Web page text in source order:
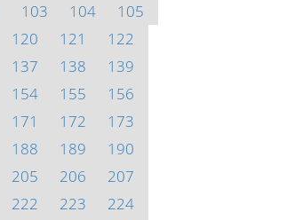
103 104
105
120 121
122
137 138
139
154 155
156
171 172
173
188 189
190
205 206
207
222 223
224